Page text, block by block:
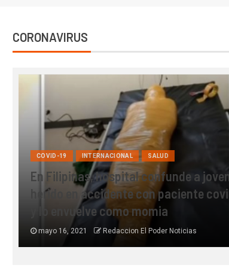
CORONAVIRUS
COVID-19 INTERNACIONAL SALUD
En Filipinas, hospital confunde a
herido en accidente con paciente
y lo envuelve como momia
mayo 16, 2021 Redaccion El Poder Noticias